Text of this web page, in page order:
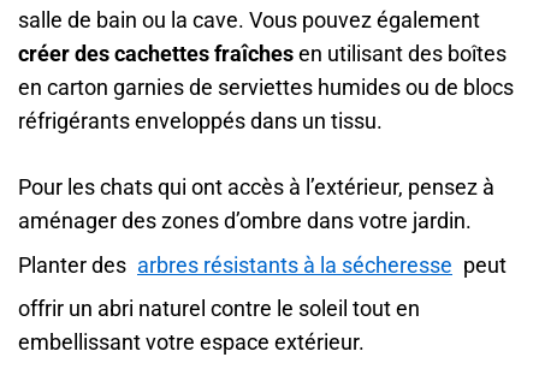
salle de bain ou la cave. Vous pouvez également
créer des cachettes fraîchesen utilisant des boîtes
en carton garnies de serviettes humides ou de blocs
réfrigérants enveloppés dans un tissu.
Pour les chats qui ont accès à l’extérieur, pensez à
aménager des zones d’ombre dans votre jardin.
Planter des arbres résistants à la sécheresse peut
offrir un abri naturel contre le soleil tout en
embellissant votre espace extérieur.